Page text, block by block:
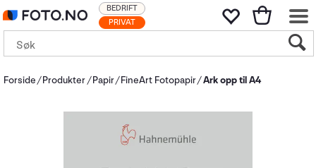
PRIVAT
BEDRIFT
Forside Produkter Papir FineArt Fotopapir Ark opp til A4